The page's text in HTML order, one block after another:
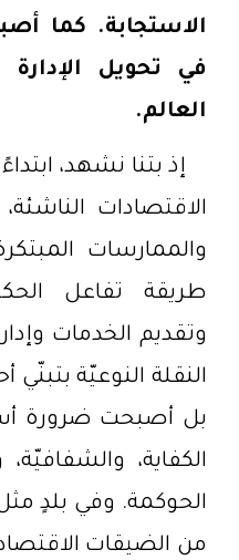
الاستجابة. كما
في تحويل
العالم.
إذ بتنا نشهد،
الاقتصادات
والممارسات
طريقة تفاعل
وتقديم الخدمات
النقلة النوعيّة
بل أصبحت ضرورة
الكفاية،
الحوكمة. وفي بلدٍ
من الضيقات